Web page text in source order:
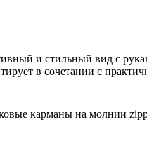
и стильный вид с
в сочетании с
карманы на молнии